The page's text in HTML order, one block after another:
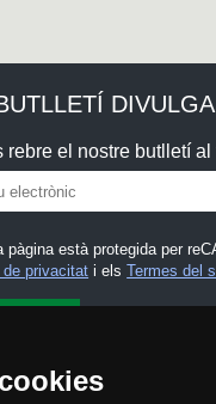
rebre el nostre butlletí al
pàgina està protegida per
privacitat i elsTermes del
i accepto l'